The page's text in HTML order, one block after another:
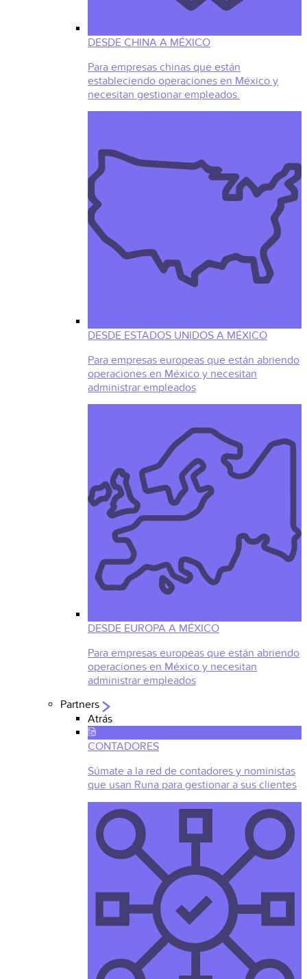
DESDE CHINA A MÉXICO
Para empresas chinas que están
estableciendo operaciones en México y
necesitan gestionar empleados.
DESDE ESTADOS UNIDOS A MÉXICO
Para empresas europeas que están abriendo
operaciones en México y necesitan
administrar empleados
DESDE EUROPA A MÉXICO
Para empresas europeas que están abriendo
operaciones en México y necesitan
administrar empleados
Partners
Atrás
CONTADORES
Súmate a la red de contadores y noministas
que usan Runa para gestionar a sus clientes